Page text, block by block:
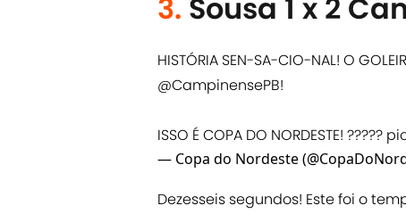
3. Sousa 1 x 2
HISTÓRIA SEN-SA-CIO-NAL! O
@CampinensePB!
ISSO É COPA DO NORDESTE! ?????
— Copa do Nordeste
Dezesseis segundos! Este foi o